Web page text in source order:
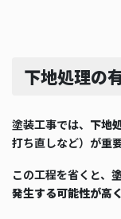
下地処理の
塗装工事では、 下地
打ち直しなど）が重
この工程を省くと、
発生する可能性が高